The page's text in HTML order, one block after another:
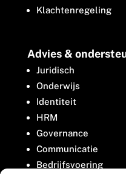
Klachtenregeling
Advies &
Juridisch
Onderwijs
Identiteit
HRM
Governance
Communicatie
Bedrijfsvoering